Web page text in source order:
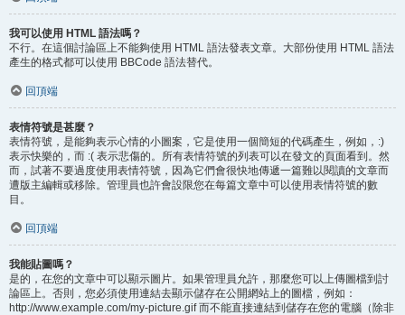
我可以使用 HTML 語法嗎？
不行。在這個討論區上不能夠使用 HTML 語法發表文章。大部份使用 HTML 語法
產生的格式都可以使用 BBCode 語法替代。
回頂端
表情符號是甚麼？
表情符號，是能夠表示心情的小圖案，它是使用一個簡短的代碼產生，例如，:)
表示快樂的，而 :( 表示悲傷的。所有表情符號的列表可以在發文的頁面看到。然
而，試著不要過度使用表情符號，因為它們會很快地傳遞一篇難以閱讀的文章而
遭版主編輯或移除。管理員也許會設限您在每篇文章中可以使用表情符號的數
目。
回頂端
我能貼圖嗎？
是的，在您的文章中可以顯示圖片。如果管理員允許，那麼您可以上傳圖檔到討
論區上。否則，您必須使用連結去顯示儲存在公開網站上的圖檔，例如：
http://www.example.com/my-picture.gif 而不能直接連結到儲存在您的電腦（除非